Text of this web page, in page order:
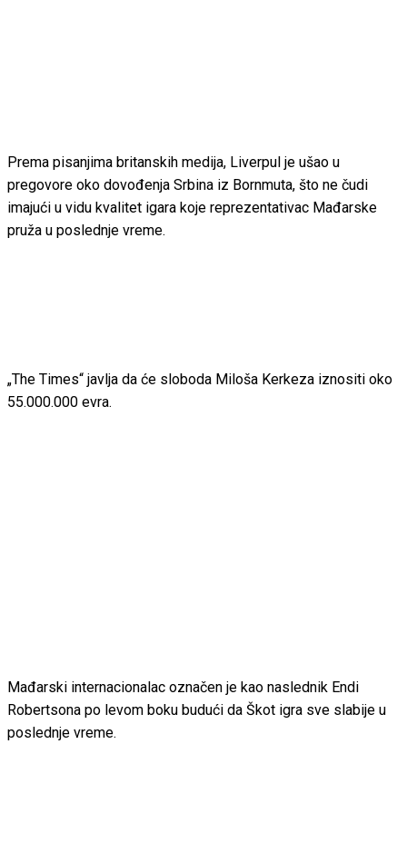
Prema pisanjima britanskih medija, Liverpul je ušao u
pregovore oko dovođenja Srbina iz Bornmuta, što ne čudi
imajući u vidu kvalitet igara koje reprezentativac Mađarske
pruža u poslednje vreme.
„The Times“ javlja da će sloboda Miloša Kerkeza iznositi oko
55.000.000 evra.
Mađarski internacionalac označen je kao naslednik Endi
Robertsona po levom boku budući da Škot igra sve slabije u
poslednje vreme.